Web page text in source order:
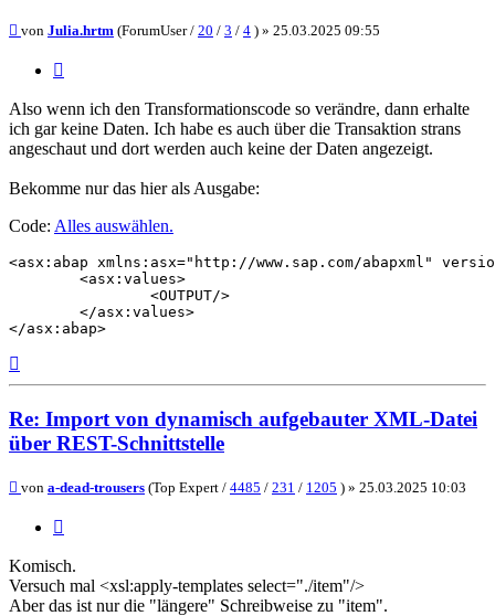
Beitrag
von Julia.hrtm (ForumUser / 20 / 3 / 4 ) » 25.03.2025 09:55
Also wenn ich den Transformationscode so verändre, dann erhalte
ich gar keine Daten. Ich habe es auch über die Transaktion strans
angeschaut und dort werden auch keine der Daten angezeigt.
Bekomme nur das hier als Ausgabe:
Code: Alles auswählen.
<asx:abap xmlns:asx="http://www.sap.com/abapxml"
oben
Re: Import von dynamisch aufgebauter XML-Datei
über REST-Schnittstelle
Beitrag
von a-dead-trousers (Top Expert / 4485 / 231 / 1205 ) » 25.03.2025 10:03
Komisch.
Versuch mal <xsl:apply-templates select="./item"/>
Aber das ist nur die "längere" Schreibweise zu "item".